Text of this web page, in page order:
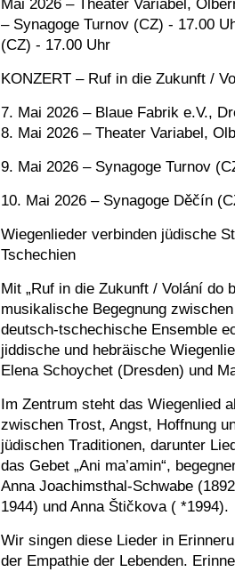
Mai 2026 – Theater Variabel,
– Synagoge Turnov (CZ) - 17.00
(CZ) - 17.00 Uhr
KONZERT – Ruf in die Zukunft /
7. Mai 2026 – Blaue Fabrik e.V.,
8. Mai 2026 – Theater Variabel,
9. Mai 2026 – Synagoge Turnov
10. Mai 2026 – Synagoge Děčín
Wiegenlieder verbinden jüdische
Tschechien
Mit „Ruf in die Zukunft / Volání do
musikalische Begegnung
deutsch-tschechische Ensemble
jiddische und hebräische
Elena Schoychet (Dresden) und
Im Zentrum steht das Wiegenlied
zwischen Trost, Angst, Hoffnung
jüdischen Traditionen, darunter
das Gebet „Ani ma’amin“,
Anna Joachimsthal-Schwabe
1944) und Anna Štičkova ( *1994).
Wir singen diese Lieder in
der Empathie der Lebenden.